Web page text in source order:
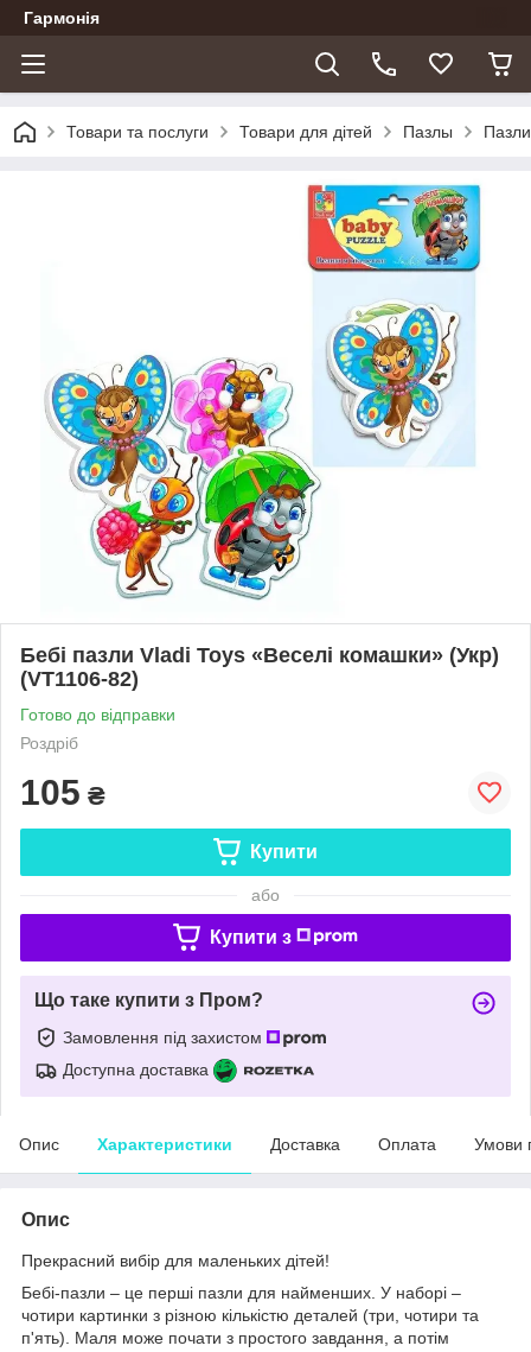
Гармонія
Товари та послуги Товари для дітей Пазлы
Бебі пазли Vladi Toys «Веселі комашки» (Укр)
(VT1106-82)
Готово до відправки
Роздріб
105 ₴
Купити
або
Купити з
Що таке купити з Пром?
Замовлення під захистом
Доступна доставка
Опис Характеристики Доставка Оплата Умови
Опис
Прекрасний вибір для маленьких дітей!
Бебі-пазли – це перші пазли для найменших. У наборі –
чотири картинки з різною кількістю деталей (три, чотири та
п'ять). Маля може почати з простого завдання, а потім